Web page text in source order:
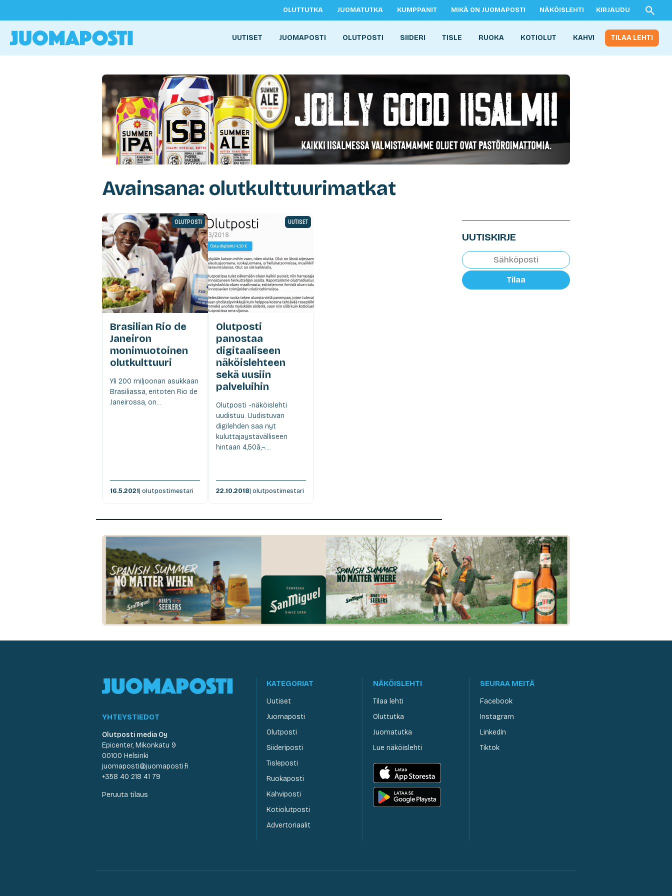
OLUTTUTKA JUOMATUTKA KUMPPANIT MIKÄ ON JUOMAPOSTI NÄKÖISLEHTI KIRJAUDU
UUTISET JUOMAPOSTI OLUTPOSTI SIIDERI TISLE RUOKA KOTIOLUT KAHVI TILAA LEHTI
Avainsana: olutkulttuurimatkat
OLUTPOSTI
Brasilian Rio de
Janeiron
monimuotoinen
olutkulttuuri
Yli 200 miljoonan asukkaan
Brasiliassa, eritoten Rio de
Janeirossa, on...
16.5.2021| olutpostimestari
UUTISET
Olutposti
panostaa
digitaaliseen
näköislehteen
sekä uusiin
palveluihin
Olutposti -näköislehti
uudistuu. Uudistuvan
digilehden saa nyt
kuluttajaystävälliseen
hintaan 4,50â‚¬....
22.10.2018| olutpostimestari
UUTISKIRJE
Tilaa
YHTEYSTIEDOT
Olutposti media Oy
Epicenter, Mikonkatu 9
00100 Helsinki
juomaposti@juomaposti.fi
+358 40 218 41 79
Peruuta tilaus
KATEGORIAT
Uutiset
Juomaposti
Olutposti
Siideriposti
Tisleposti
Ruokaposti
Kahviposti
Kotiolutposti
Advertoriaalit
NÄKÖISLEHTI
Tilaa lehti
Oluttutka
Juomatutka
Lue näköislehti
SEURAA MEITÄ
Facebook
Instagram
LinkedIn
Tiktok